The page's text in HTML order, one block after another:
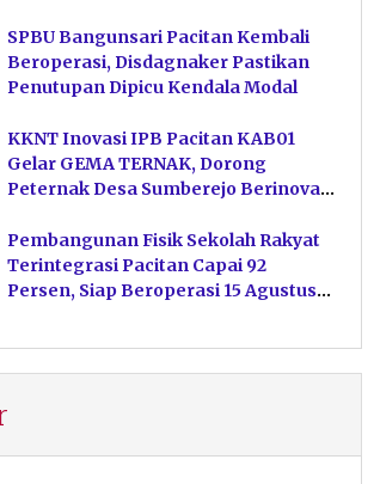
SPBU Bangunsari Pacitan Kembali
Beroperasi, Disdagnaker Pastikan
Penutupan Dipicu Kendala Modal
KKNT Inovasi IPB Pacitan KAB01
Gelar GEMA TERNAK, Dorong
Peternak Desa Sumberejo Berinovasi
Pembangunan Fisik Sekolah Rakyat
Terintegrasi Pacitan Capai 92
Persen, Siap Beroperasi 15 Agustus